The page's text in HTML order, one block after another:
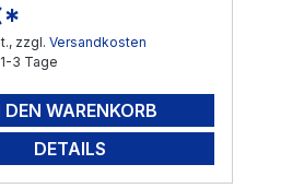
Preis:
zzgl. Versandkosten
1-3 Tage
DEN WARENKORB
DETAILS